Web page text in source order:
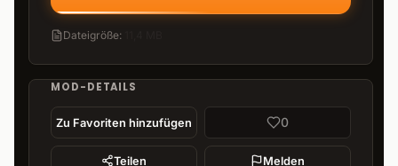
Dateigröße:
MOD-DETAILS
Zu Favoriten hinzufügen 0
Teilen Melden